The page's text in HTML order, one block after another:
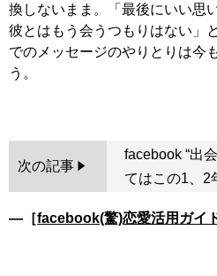
換しないまま。「最後にいい思
彼とはもう会うつもりはない」
でのメッセージのやりとりは今
う。
次の記事
facebook “出
てはこの1、2
―［facebook(驚)恋愛活用ガイ